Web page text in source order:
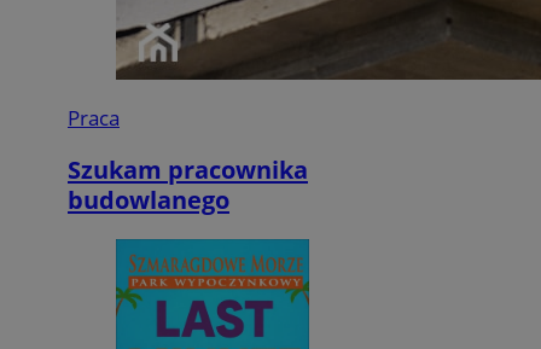
Praca
Szukam pracownika
budowlanego